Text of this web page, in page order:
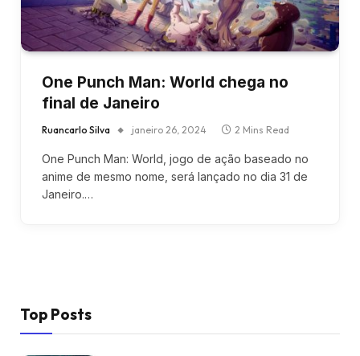
One Punch Man: World chega no
final de Janeiro
Ruancarlo Silva janeiro 26, 2024 2 Mins Read
One Punch Man: World, jogo de ação baseado no
anime de mesmo nome, será lançado no dia 31 de
Janeiro.…
Top Posts